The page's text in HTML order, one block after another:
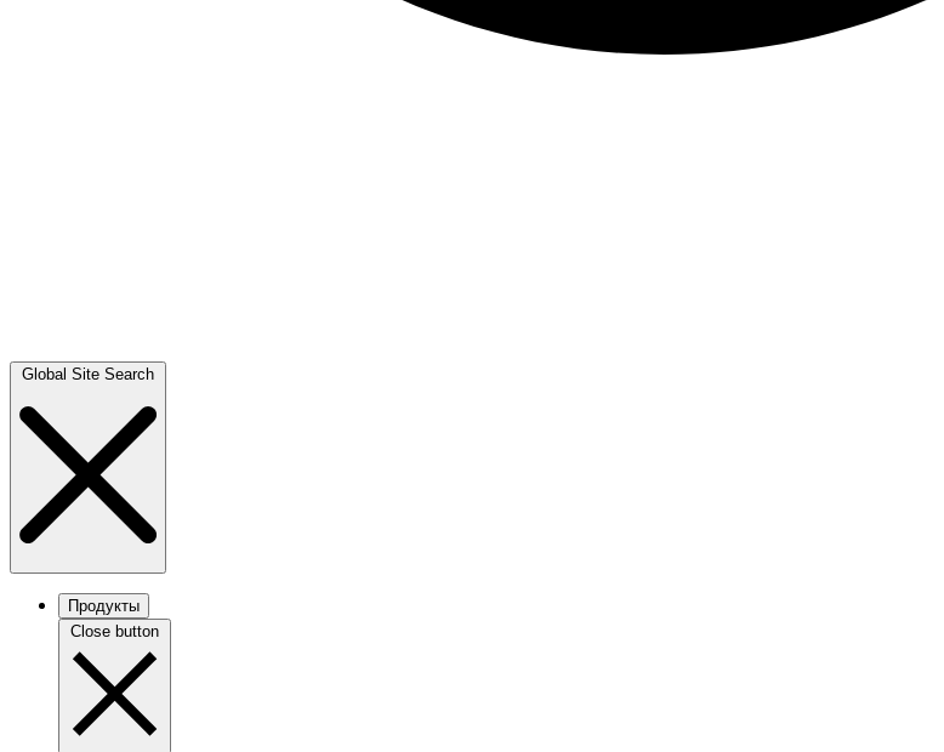
Global Site Search
Продукты
Close button